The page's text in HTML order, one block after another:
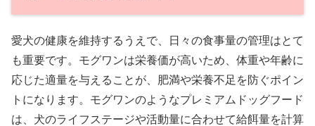
愛犬の健康を維持するうえで、日々の食事量の管理はとて
も重要です。モグワンは栄養価が高いため、体重や年齢に
応じた適量を与えることが、肥満や栄養不足を防ぐポイン
トになります。モグワンのようなプレミアムドッグフード
は、犬のライフステージや活動量に合わせて給餌量を計算